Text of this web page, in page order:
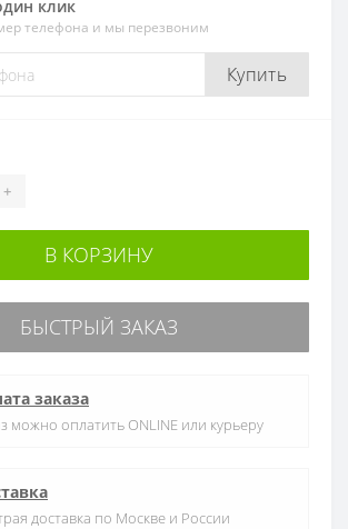
клик
телефона и мы перезвоним
Купить
+
В КОРЗИНУ
БЫСТРЫЙ ЗАКАЗ
заказа
можно оплатить ONLINE или курьеру
доставка по Москве и России